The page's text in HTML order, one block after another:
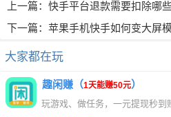
上一篇： 快手平台退款需要扣除哪些
下一篇： 苹果手机快手如何变大屏模
大家都在玩
趣闲赚（1天能赚50元）
玩游戏、做任务，一元提现秒到